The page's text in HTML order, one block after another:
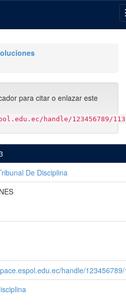
para citar o enlazar este
handle/123456789/
De Disciplina
handle/